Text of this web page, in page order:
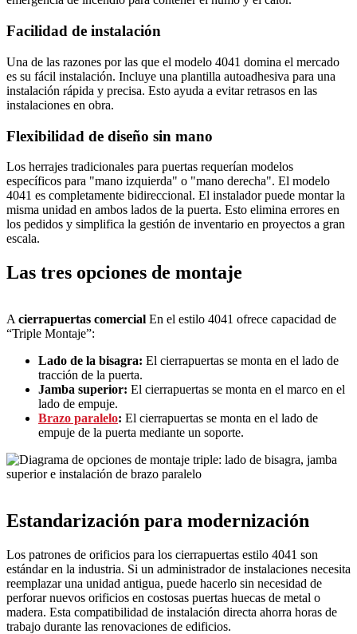
Facilidad de instalación
Una de las razones por las que el modelo 4041 domina el mercado
es su fácil instalación. Incluye una plantilla autoadhesiva para una
instalación rápida y precisa. Esto ayuda a evitar retrasos en las
instalaciones en obra.
Flexibilidad de diseño sin mano
Los herrajes tradicionales para puertas requerían modelos
específicos para "mano izquierda" o "mano derecha". El modelo
4041 es completamente bidireccional. El instalador puede montar la
misma unidad en ambos lados de la puerta. Esto elimina errores en
los pedidos y simplifica la gestión de inventario en proyectos a gran
escala.
Las tres opciones de montaje
A cierrapuertas comercial En el estilo 4041 ofrece capacidad de
“Triple Montaje”:
Lado de la bisagra: El cierrapuertas se monta en el lado de
tracción de la puerta.
Jamba superior: El cierrapuertas se monta en el marco en el
lado de empuje.
Brazo paralelo: El cierrapuertas se monta en el lado de
empuje de la puerta mediante un soporte.
Estandarización para modernización
Los patrones de orificios para los cierrapuertas estilo 4041 son
estándar en la industria. Si un administrador de instalaciones necesita
reemplazar una unidad antigua, puede hacerlo sin necesidad de
perforar nuevos orificios en costosas puertas huecas de metal o
madera. Esta compatibilidad de instalación directa ahorra horas de
trabajo durante las renovaciones de edificios.